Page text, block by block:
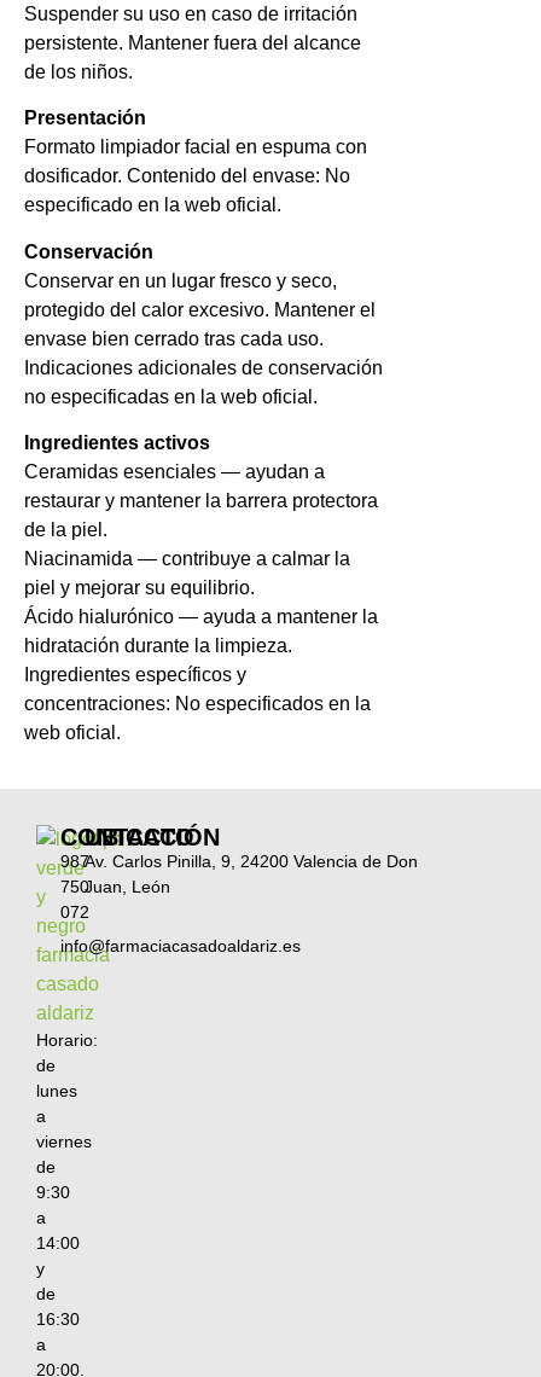
Suspender su uso en caso de irritación
persistente. Mantener fuera del alcance
de los niños.
Presentación
Formato limpiador facial en espuma con
dosificador. Contenido del envase: No
especificado en la web oficial.
Conservación
Conservar en un lugar fresco y seco,
protegido del calor excesivo. Mantener el
envase bien cerrado tras cada uso.
Indicaciones adicionales de conservación
no especificadas en la web oficial.
Ingredientes activos
Ceramidas esenciales — ayudan a
restaurar y mantener la barrera protectora
de la piel.
Niacinamida — contribuye a calmar la
piel y mejorar su equilibrio.
Ácido hialurónico — ayuda a mantener la
hidratación durante la limpieza.
Ingredientes específicos y
concentraciones: No especificados en la
web oficial.
Horario:
de
lunes
a
viernes
de
9:30
a
14:00
y
de
16:30
a
20:00.
CONTACTO
987
750
072
info@farmaciacasadoaldariz.es
UBICACIÓN
Av. Carlos Pinilla, 9, 24200 Valencia de Don
Juan, León